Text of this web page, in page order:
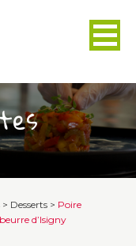
> Desserts > Poire
d’Isigny